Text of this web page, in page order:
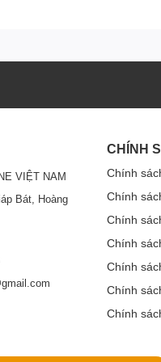
kết nối với tín hiệu Wi-Fi
không thể tự động kết
thoại của bạn với tín hiệu
trên nhãn thiết bị.
tuyến để kết nối máy
với tín hiệu Wi-Fi của bạn
VIỆT NAM
Bát, Hoàng
CHÍNH
Chính
Chính
Chính
Chính
Chính
Chính
Chính